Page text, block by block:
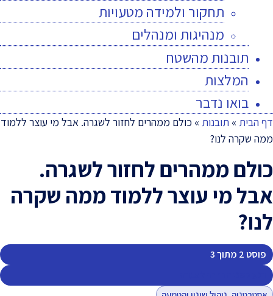
תחקור ולמידה מטעויות
מנהיגות ומנהלים
תובנות מהשטח
המלצות
בואו נדבר
דף הבית » תובנות » כולם ממהרים לחזור לשגרה. אבל מי עוצר ללמוד
ממה שקרה לנו?
כולם ממהרים לחזור לשגרה.
אבל מי עוצר ללמוד ממה שקרה
לנו?
פוסט 2 מתוך 3